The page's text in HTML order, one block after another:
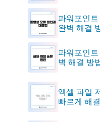
파워포인
완벽 해결
파워포인
벽 해결 방
엑셀 파일
빠르게 해